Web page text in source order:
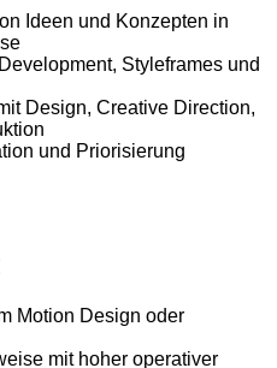
Ideen und Konzepten in
Styleframes und
Design, Creative Direction,
und Priorisierung
Motion Design oder
mit hoher operativer